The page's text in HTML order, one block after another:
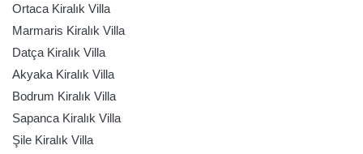
Ortaca Kiralık Villa
Marmaris Kiralık Villa
Datça Kiralık Villa
Akyaka Kiralık Villa
Bodrum Kiralık Villa
Sapanca Kiralık Villa
Şile Kiralık Villa